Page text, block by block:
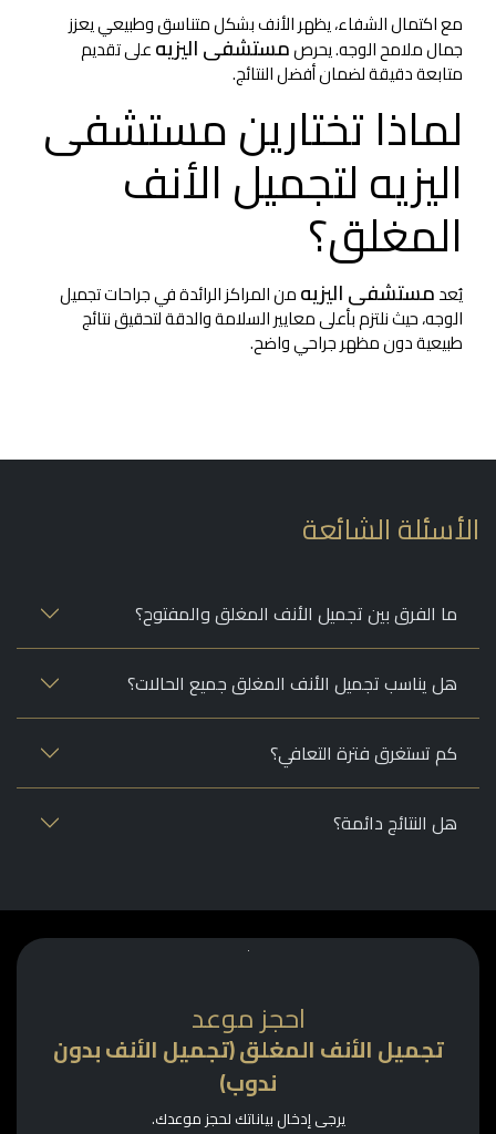
مع اكتمال الشفاء، يظهر الأنف بشكل متناسق وطبيعي يعزز
جمال ملامح الوجه. يحرصمستشفى اليزيهعلى تقديم
متابعة دقيقة لضمان أفضل النتائج.
لماذا تختارين مستشفى
اليزيه لتجميل الأنف
المغلق؟
مستشفى اليزيهمن المراكز الرائدة في جراحات تجميل
الوجه، حيث نلتزم بأعلى معايير السلامة والدقة لتحقيق نتائج
طبيعية دون مظهر جراحي واضح.
الشائعة
ما الفرق بين تجميل الأنف المغلق والمفتوح؟
هل يناسب تجميل الأنف المغلق جميع الحالات؟
كم تستغرق فترة التعافي؟
هل النتائج دائمة؟
احجز موعد
تجميل الأنف المغلق (تجميل الأنف بدون
ندوب)
يرجى إدخال بياناتك لحجز موعدك.